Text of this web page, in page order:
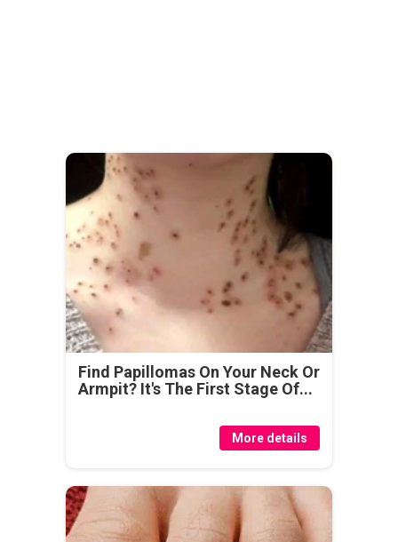
Find Papillomas On Your Neck Or
Armpit? It's The First Stage Of...
More details